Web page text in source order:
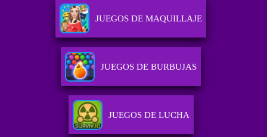
JUEGOS DE MAQUILLAJE
JUEGOS DE BURBUJAS
JUEGOS DE LUCHA